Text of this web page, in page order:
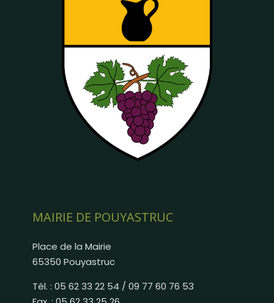
MAIRIE DE POUYASTRUC
Place de la Mairie
65350 Pouyastruc
Tél. : 05 62 33 22 54 / 09 77 60 76 53